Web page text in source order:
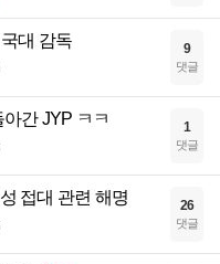
대 감독 9
댓글
간 JYP ㅋㅋ 1
댓글
접대 관련 해명 26
댓글